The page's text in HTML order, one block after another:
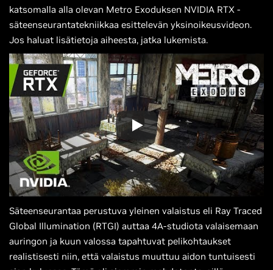
katsomalla alla olevan Metro Exoduksen NVIDIA RTX -
säteenseurantatekniikkaa esittelevän yksinoikeusvideon.
Jos haluat lisätietoja aiheesta, jatka lukemista.
Säteenseurantaa perustuva yleinen valaistus eli Ray Traced
Global Illumination (RTGI) auttaa 4A-studiota valaisemaan
auringon ja kuun valossa tapahtuvat pelikohtaukset
realistisesti niin, että valaistus muuttuu aidon tuntuisesti